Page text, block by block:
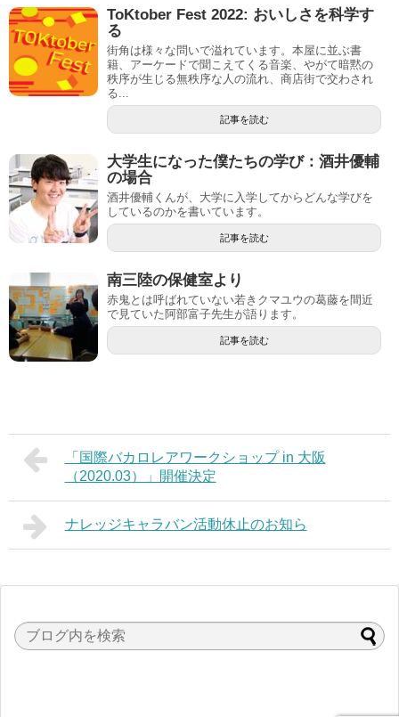
ToKtober Fest 2022: おいしさを科学す
る
街角は様々な問いで溢れています。本屋に並ぶ書
籍、アーケードで聞こえてくる音楽、やがて暗黙の
秩序が生じる無秩序な人の流れ、商店街で交わされ
る...
記事を読む
大学生になった僕たちの学び：酒井優輔
の場合
酒井優輔くんが、大学に入学してからどんな学びを
しているのかを書いています。
記事を読む
南三陸の保健室より
赤鬼とは呼ばれていない若きクマユウの葛藤を間近
で見ていた阿部富子先生が語ります。
記事を読む
「国際バカロレアワークショップ in 大阪
（2020.03）」開催決定
ナレッジキャラバン活動休止のお知ら